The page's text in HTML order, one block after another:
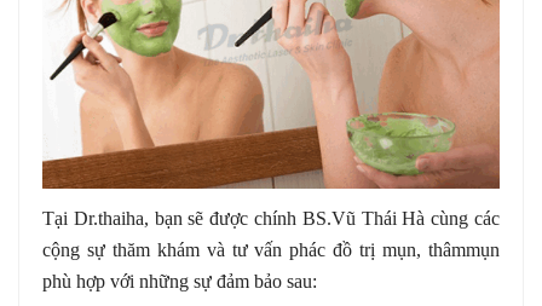
Tại Dr.thaiha, bạn sẽ được chính BS.Vũ Thái Hà cùng các
cộng sự thăm khám và tư vấn phác đồ trị mụn, thâmmụn
phù hợp với những sự đảm bảo sau: